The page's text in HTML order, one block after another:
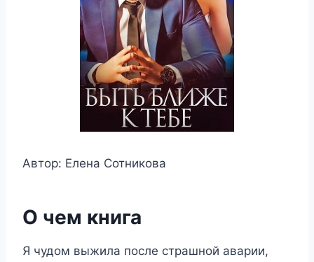
Автор: Елена Сотникова
О чем книга
Я чудом выжила после страшной аварии,